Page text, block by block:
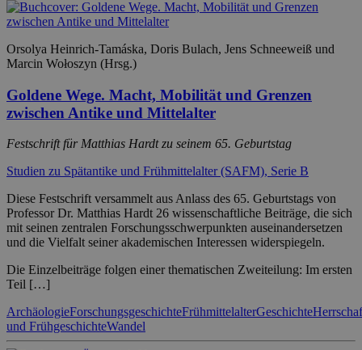
Orsolya Heinrich-Tamáska, Doris Bulach, Jens Schneeweiß und
Marcin Wołoszyn (Hrsg.)
Goldene Wege. Macht, Mobilität und Grenzen
zwischen Antike und Mittelalter
Festschrift für Matthias Hardt zu seinem 65. Geburtstag
Studien zu Spätantike und Frühmittelalter (SAFM), Serie B
Diese Festschrift versammelt aus Anlass des 65. Geburtstags von
Professor Dr. Matthias Hardt 26 wissenschaftliche Beiträge, die sich
mit seinen zentralen Forschungsschwerpunkten auseinandersetzen
und die Vielfalt seiner akademischen Interessen widerspiegeln.
Die Einzelbeiträge folgen einer thematischen Zweiteilung: Im ersten
Teil […]
ArchäologieForschungsgeschichteFrühmittelalterGeschichte
und FrühgeschichteWandel